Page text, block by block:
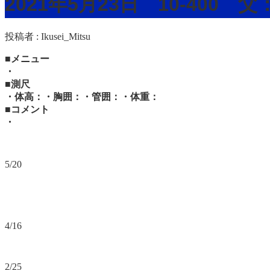
投稿者 : Ikusei_Mitsu
■メニュー
・
■測尺
・体高：・胸囲：・管囲：・体重：
■コメント
・
5/20
4/16
2/25